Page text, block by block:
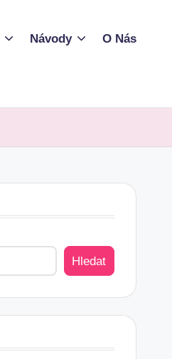
Návody O Nás
Hledat